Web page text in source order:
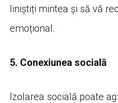
liniștiți mintea și să vă
emoțional.
5. Conexiunea socială
Izolarea socială poate